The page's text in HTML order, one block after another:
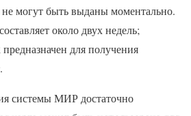
могут быть выданы моментально.
около двух недель;
для получения
системы МИР достаточно